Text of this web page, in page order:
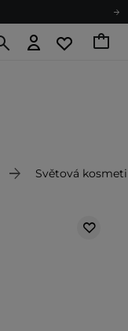
Světová